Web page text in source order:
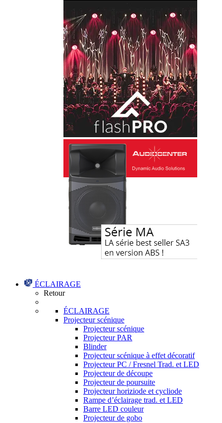
ÉCLAIRAGE
Retour
ÉCLAIRAGE
Projecteur scénique
Projecteur scénique
Projecteur PAR
Blinder
Projecteur scénique à effet décoratif
Projecteur PC / Fresnel Trad. et LED
Projecteur de découpe
Projecteur de poursuite
Projecteur horiziode et cycliode
Rampe d’éclairage trad. et LED
Barre LED couleur
Projecteur de gobo